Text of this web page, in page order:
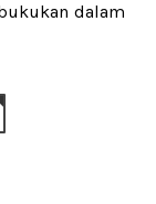
dalam